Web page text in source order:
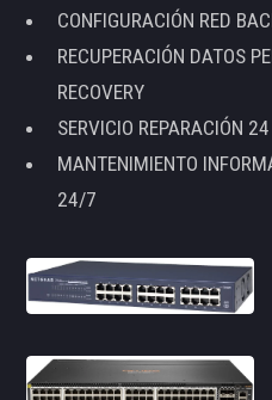
CONFIGURACIÓN RED
RECUPERACIÓN DATOS
RECOVERY
SERVICIO REPARACIÓN
MANTENIMIENTO
24/7